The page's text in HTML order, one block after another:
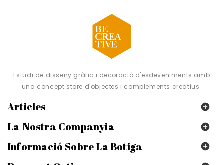
Estudi de disseny gràfic i decoració d'esdeveniments amb
una concept store d'objectes i complements creatius.
Articles 
La Nostra Companyia 
Informació Sobre La Botiga 